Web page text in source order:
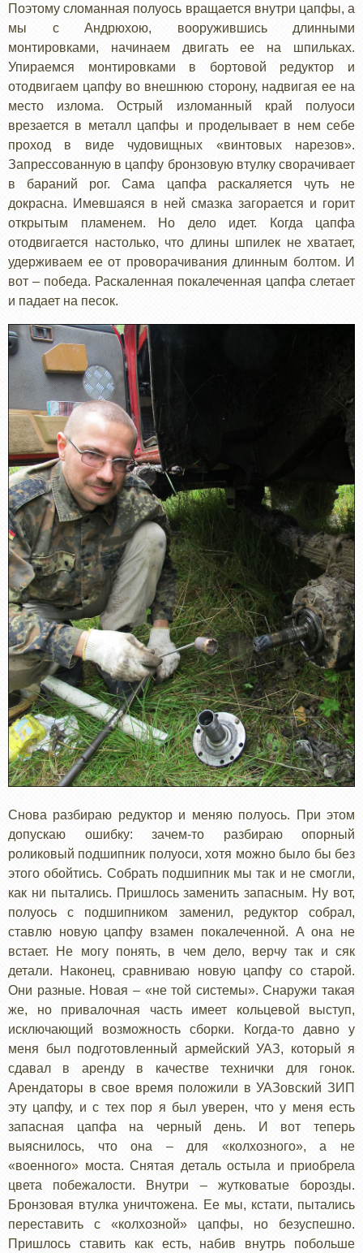
Поэтому сломанная полуось вращается внутри цапфы, а
мы с Андрюхою, вооружившись длинными
монтировками, начинаем двигать ее на шпильках.
Упираемся монтировками в бортовой редуктор и
отодвигаем цапфу во внешнюю сторону, надвигая ее на
место излома. Острый изломанный край полуоси
врезается в металл цапфы и проделывает в нем себе
проход в виде чудовищных «винтовых нарезов».
Запрессованную в цапфу бронзовую втулку сворачивает
в бараний рог. Сама цапфа раскаляется чуть не
докрасна. Имевшаяся в ней смазка загорается и горит
открытым пламенем. Но дело идет. Когда цапфа
отодвигается настолько, что длины шпилек не хватает,
удерживаем ее от проворачивания длинным болтом. И
вот – победа. Раскаленная покалеченная цапфа слетает
и падает на песок.
Снова разбираю редуктор и меняю полуось. При этом
допускаю ошибку: зачем-то разбираю опорный
роликовый подшипник полуоси, хотя можно было бы без
этого обойтись. Собрать подшипник мы так и не смогли,
как ни пытались. Пришлось заменить запасным. Ну вот,
полуось с подшипником заменил, редуктор собрал,
ставлю новую цапфу взамен покалеченной. А она не
встает. Не могу понять, в чем дело, верчу так и сяк
детали. Наконец, сравниваю новую цапфу со старой.
Они разные. Новая – «не той системы». Снаружи такая
же, но привалочная часть имеет кольцевой выступ,
исключающий возможность сборки. Когда-то давно у
меня был подготовленный армейский УАЗ, который я
сдавал в аренду в качестве технички для гонок.
Арендаторы в свое время положили в УАЗовский ЗИП
эту цапфу, и с тех пор я был уверен, что у меня есть
запасная цапфа на черный день. И вот теперь
выяснилось, что она – для «колхозного», а не
«военного» моста. Снятая деталь остыла и приобрела
цвета побежалости. Внутри – жутковатые борозды.
Бронзовая втулка уничтожена. Ее мы, кстати, пытались
переставить с «колхозной» цапфы, но безуспешно.
Пришлось ставить как есть, набив внутрь побольше